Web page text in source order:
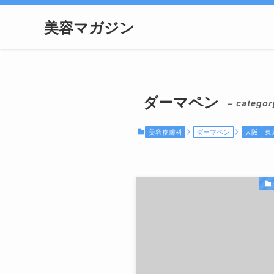
美容マガジン
ダーマペン –
美容皮膚科 ダーマペン 大阪 東